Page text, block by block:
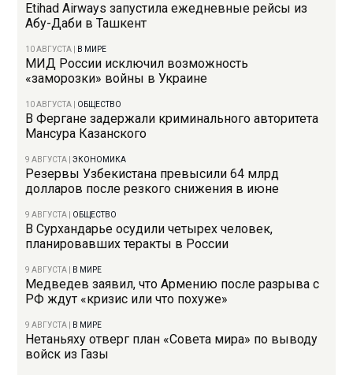
Etihad Airways запустила ежедневные рейсы из
Абу-Даби в Ташкент
10 АВГУСТА В МИРЕ
МИД России исключил возможность
«заморозки» войны в Украине
10 АВГУСТА ОБЩЕСТВО
В Фергане задержали криминального авторитета
Мансура Казанского
9 АВГУСТА |ЭКОНОМИКА
Резервы Узбекистана превысили 64 млрд
долларов после резкого снижения в июне
9 АВГУСТА ОБЩЕСТВО
В Сурхандарье осудили четырех человек,
планировавших теракты в России
9 АВГУСТА В МИРЕ
Медведев заявил, что Армению после разрыва с
РФ ждут «кризис или что похуже»
9 АВГУСТА В МИРЕ
Нетаньяху отверг план «Совета мира» по выводу
войск из Газы